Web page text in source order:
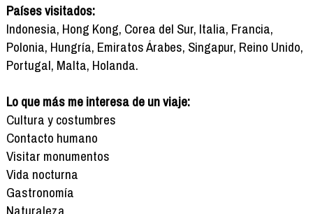
Países visitados:
Indonesia, Hong Kong, Corea del Sur, Italia, Francia,
Polonia, Hungría, Emiratos Árabes, Singapur, Reino Unido,
Portugal, Malta, Holanda.
Lo que más me interesa de un viaje:
Cultura y costumbres
Contacto humano
Visitar monumentos
Vida nocturna
Gastronomía
Naturaleza